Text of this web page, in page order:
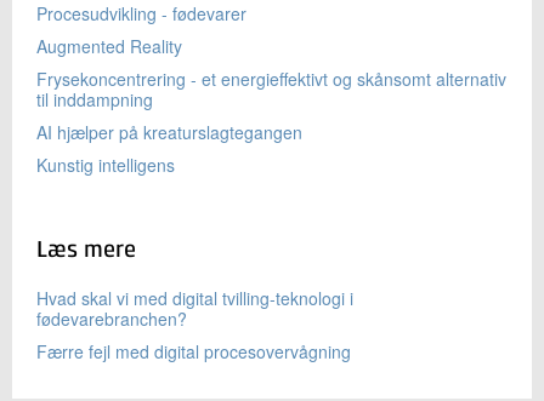
Procesudvikling - fødevarer
Augmented Reality
Frysekoncentrering - et energieffektivt og skånsomt alternativ
til inddampning
AI hjælper på kreaturslagtegangen
Kunstig intelligens
Læs mere
Hvad skal vi med digital tvilling-teknologi i
fødevarebranchen?
Færre fejl med digital procesovervågning